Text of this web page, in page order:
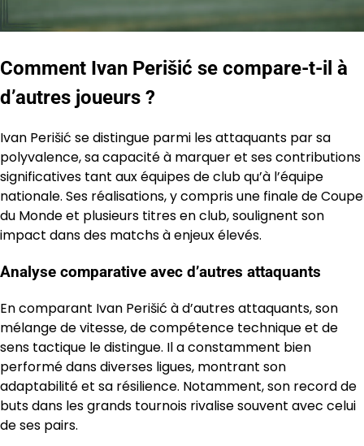
Comment Ivan Perišić se compare-t-il à
d’autres joueurs ?
Ivan Perišić se distingue parmi les attaquants par sa
polyvalence, sa capacité à marquer et ses contributions
significatives tant aux équipes de club qu’à l’équipe
nationale. Ses réalisations, y compris une finale de Coupe
du Monde et plusieurs titres en club, soulignent son
impact dans des matchs à enjeux élevés.
Analyse comparative avec d’autres attaquants
En comparant Ivan Perišić à d’autres attaquants, son
mélange de vitesse, de compétence technique et de
sens tactique le distingue. Il a constamment bien
performé dans diverses ligues, montrant son
adaptabilité et sa résilience. Notamment, son record de
buts dans les grands tournois rivalise souvent avec celui
de ses pairs.